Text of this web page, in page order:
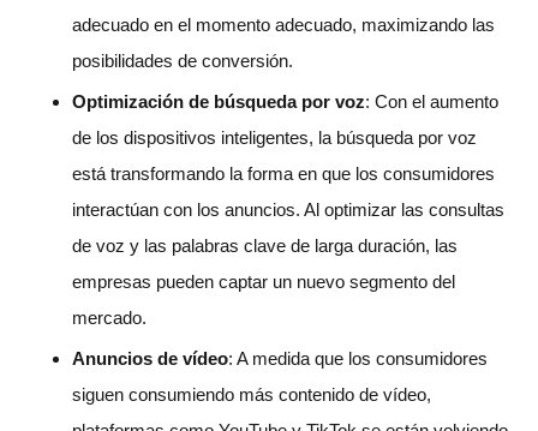
adecuado en el momento adecuado, maximizando las
posibilidades de conversión.
Optimización de búsqueda por voz: Con el aumento
de los dispositivos inteligentes, la búsqueda por voz
está transformando la forma en que los consumidores
interactúan con los anuncios. Al optimizar las consultas
de voz y las palabras clave de larga duración, las
empresas pueden captar un nuevo segmento del
mercado.
Anuncios de vídeo: A medida que los consumidores
siguen consumiendo más contenido de vídeo,